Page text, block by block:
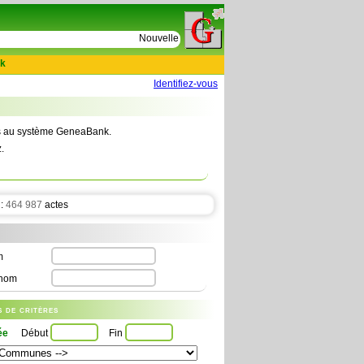
Nouvelles tables : 664 actes de D Le Cercueil
Identifiez-vous
au système GeneaBank.
464 987 actes
de critères
Début Fin